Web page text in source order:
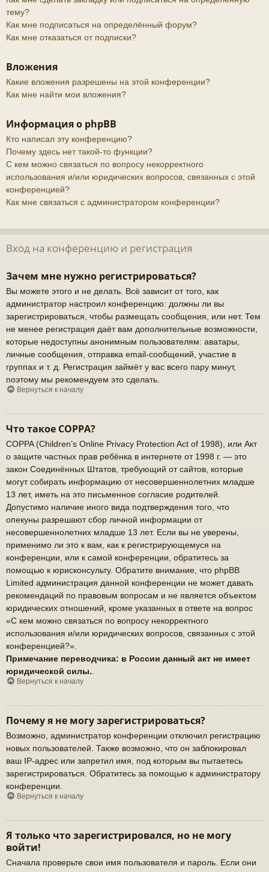
тему?
Как мне подписаться на определённый форум?
Как мне отказаться от подписки?
Вложения
Какие вложения разрешены на этой конференции?
Как мне найти мои вложения?
Информация о phpBB
Кто написал эту конференцию?
Почему здесь нет такой-то функции?
С кем можно связаться по вопросу некорректного
использования и/или юридических вопросов, связанных с этой
конференцией?
Как мне связаться с администратором конференции?
Вход на конференцию и регистрация
Зачем мне нужно регистрироваться?
Вы можете этого и не делать. Всё зависит от того, как
администратор настроил конференцию: должны ли вы
зарегистрироваться, чтобы размещать сообщения, или нет. Тем
не менее регистрация даёт вам дополнительные возможности,
которые недоступны анонимным пользователям: аватары,
личные сообщения, отправка email-сообщений, участие в
группах и т. д. Регистрация займёт у вас всего пару минут,
поэтому мы рекомендуем это сделать.
Вернуться к началу
Что такое COPPA?
COPPA (Children’s Online Privacy Protection Act of 1998), или Акт
о защите частных прав ребёнка в интернете от 1998 г. — это
закон Соединённых Штатов, требующий от сайтов, которые
могут собирать информацию от несовершеннолетних младше
13 лет, иметь на это письменное согласие родителей.
Допустимо наличие иного вида подтверждения того, что
опекуны разрешают сбор личной информации от
несовершеннолетних младше 13 лет. Если вы не уверены,
применимо ли это к вам, как к регистрирующемуся на
конференции, или к самой конференции, обратитесь за
помощью к юрисконсульту. Обратите внимание, что phpBB
Limited администрация данной конференции не может давать
рекомендаций по правовым вопросам и не является объектом
юридических отношений, кроме указанных в ответе на вопрос
«С кем можно связаться по вопросу некорректного
использования и/или юридических вопросов, связанных с этой
конференцией?».
Примечание переводчика: в России данный акт не имеет
юридической силы.
Вернуться к началу
Почему я не могу зарегистрироваться?
Возможно, администратор конференции отключил регистрацию
новых пользователей. Также возможно, что он заблокировал
ваш IP-адрес или запретил имя, под которым вы пытаетесь
зарегистрироваться. Обратитесь за помощью к администратору
конференции.
Вернуться к началу
Я только что зарегистрировался, но не могу
войти!
Сначала проверьте свои имя пользователя и пароль. Если они